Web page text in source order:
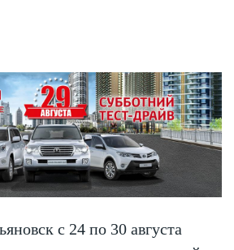
с 24 по 30 августа